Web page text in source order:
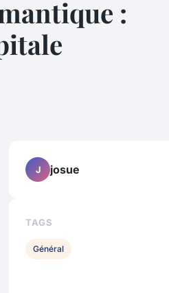
:
J josue
TAGS
Général